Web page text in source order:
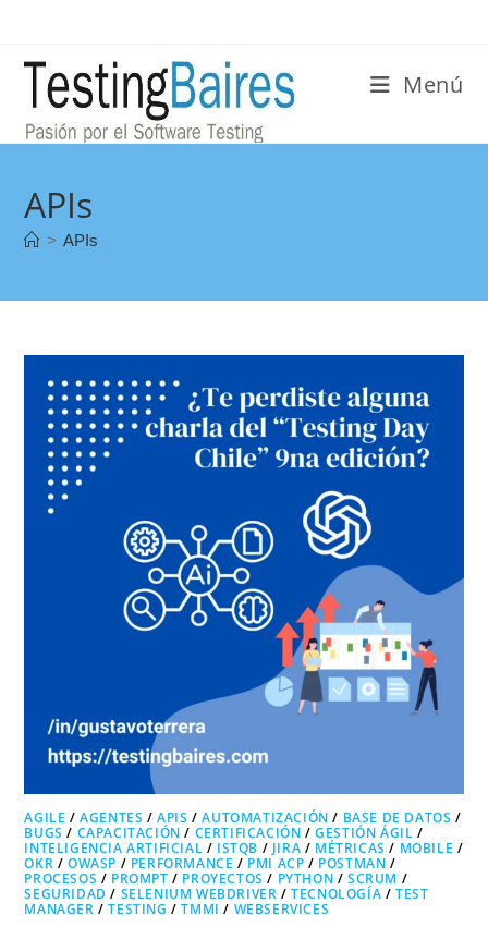
Menú
APIs
> APIs
AGILE /AGENTES /APIS /AUTOMATIZACIÓN / BASE DE DATOS /
BUGS / CAPACITACIÓN / CERTIFICACIÓN /GESTIÓN ÁGIL /
INTELIGENCIA ARTIFICIAL / ISTQB / JIRA / MÉTRICAS / MOBILE /
OKR /OWASP / PERFORMANCE / PMI ACP / POSTMAN /
PROCESOS / PROMPT / PROYECTOS / PYTHON /SCRUM /
SEGURIDAD / SELENIUM WEBDRIVER /TECNOLOGÍA /TEST
MANAGER /TESTING /TMMI / WEBSERVICES